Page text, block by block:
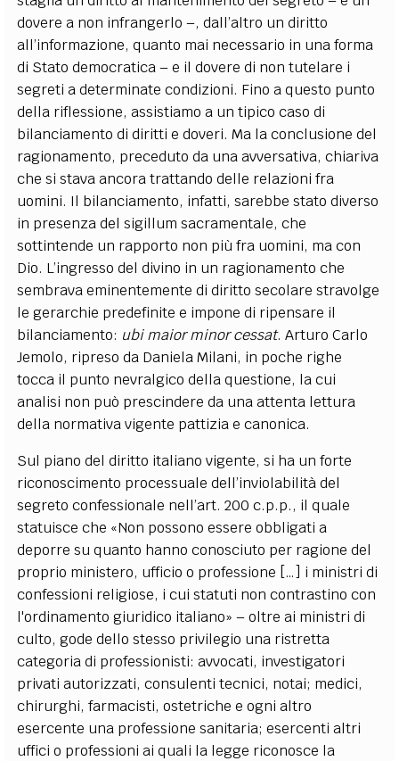
dovere a non infrangerlo –, dall’altro un diritto
all’informazione, quanto mai necessario in una forma
di Stato democratica – e il dovere di non tutelare i
segreti a determinate condizioni. Fino a questo punto
della riflessione, assistiamo a un tipico caso di
bilanciamento di diritti e doveri. Ma la conclusione del
ragionamento, preceduto da una avversativa, chiariva
che si stava ancora trattando delle relazioni fra
uomini. Il bilanciamento, infatti, sarebbe stato diverso
in presenza del sigillum sacramentale, che
sottintende un rapporto non più fra uomini, ma con
Dio. L’ingresso del divino in un ragionamento che
sembrava eminentemente di diritto secolare stravolge
le gerarchie predefinite e impone di ripensare il
bilanciamento: ubi maior minor cessat. Arturo Carlo
Jemolo, ripreso da Daniela Milani, in poche righe
tocca il punto nevralgico della questione, la cui
analisi non può prescindere da una attenta lettura
della normativa vigente pattizia e canonica.
Sul piano del diritto italiano vigente, si ha un forte
riconoscimento processuale dell’inviolabilità del
segreto confessionale nell’art. 200 c.p.p., il quale
statuisce che «Non possono essere obbligati a
deporre su quanto hanno conosciuto per ragione del
proprio ministero, ufficio o professione […] i ministri di
confessioni religiose, i cui statuti non contrastino con
l'ordinamento giuridico italiano» – oltre ai ministri di
culto, gode dello stesso privilegio una ristretta
categoria di professionisti: avvocati, investigatori
privati autorizzati, consulenti tecnici, notai; medici,
chirurghi, farmacisti, ostetriche e ogni altro
esercente una professione sanitaria; esercenti altri
uffici o professioni ai quali la legge riconosce la